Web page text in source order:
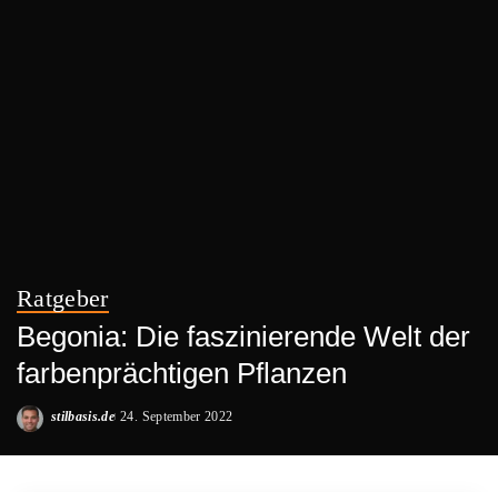
Ratgeber
Begonia: Die faszinierende Welt der
farbenprächtigen Pflanzen
Posted
stilbasis.de 24. September 2022